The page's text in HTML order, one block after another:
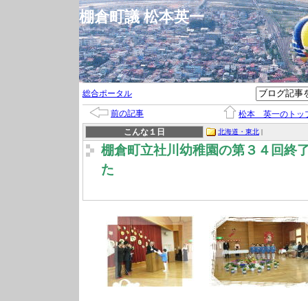
棚倉町議 松本英一
総合ポータル
前の記事
松本 英一のトッ
こんな１日
北海道・東北 |
棚倉町立社川幼稚園の第３４回終
た